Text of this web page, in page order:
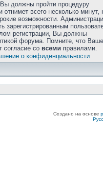
должны пройти процедуру
отнимет всего несколько минут,
возможности.
зарегистрированным
регистрации, Вы должны
форума. Помните, что Ваше
согласие со всеми правилами.
о конфиденциальности
Создано на основе